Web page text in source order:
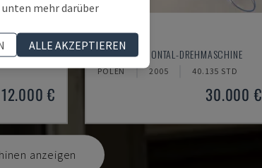
12.000 €
TBI-520
CMZ - HORIZONTAL-DREHMASCHINE
POLEN 2005 40.135 STD
30.000 €
anzeigen
mehr darüber
ALLE AKZEPTIEREN